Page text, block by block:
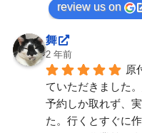
review us on
舞
2 年前
原
ていただきました
予約しか取れず、
た。行くとすぐに